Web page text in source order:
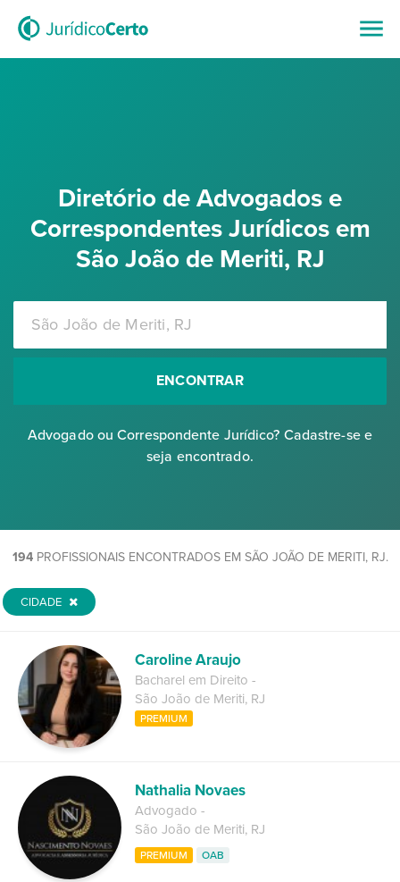
Diretório de Advogados e
Correspondentes Jurídicos em
São João de Meriti, RJ
ENCONTRAR
Advogado ou Correspondente Jurídico? Cadastre-se e
seja encontrado.
194PROFISSIONAIS ENCONTRADOS EM SÃO JOÃO DE MERITI, RJ.
CIDADE
Caroline Araujo
Bacharel em Direito -
São João de Meriti, RJ
PREMIUM
Nathalia Novaes
Advogado -
São João de Meriti, RJ
PREMIUM OAB